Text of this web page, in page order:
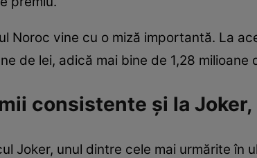
Noroc vine cu o miză importantă. La
de lei, adică mai bine de 1,28 milioane
consistente și la
Joker, unul dintre cele mai urmărite în